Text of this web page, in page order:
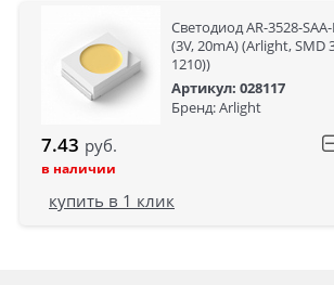
Светодиод AR-3528-
(3V, 20mA) (Arlight, SMD
1210))
Артикул: 028117
Бренд: Arlight
7.43 руб.
в наличии
купить в 1 клик